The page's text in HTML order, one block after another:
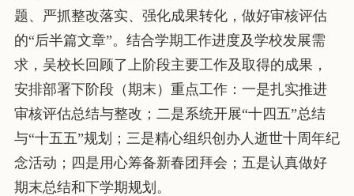
题、严抓整改落实、强化成果转化，做好审核评估
的“后半篇文章”。结合学期工作进度及学校发展需
求，吴校长回顾了上阶段主要工作及取得的成果，
安排部署下阶段（期末）重点工作：一是扎实推进
审核评估总结与整改；二是系统开展“十四五”总结
与“十五五”规划；三是精心组织创办人逝世十周年纪
念活动；四是用心筹备新春团拜会；五是认真做好
期末总结和下学期规划。